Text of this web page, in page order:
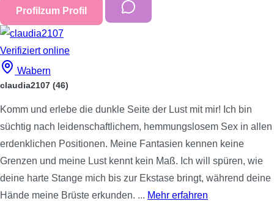
Profil zum Profil
Verifiziertonline
Wabern
claudia2107 (46)
Komm und erlebe die dunkle Seite der Lust mit mir! Ich bin
süchtig nach leidenschaftlichem, hemmungslosem Sex in allen
erdenklichen Positionen. Meine Fantasien kennen keine
Grenzen und meine Lust kennt kein Maß. Ich will spüren, wie
deine harte Stange mich bis zur Ekstase bringt, während deine
Hände meine Brüste erkunden. ... Mehr erfahren